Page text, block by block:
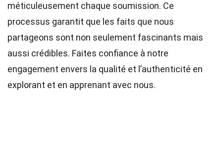
méticuleusement chaque soumission. Ce
processus garantit que les faits que nous
partageons sont non seulement fascinants mais
aussi crédibles. Faites confiance à notre
engagement envers la qualité et l’authenticité en
explorant et en apprenant avec nous.